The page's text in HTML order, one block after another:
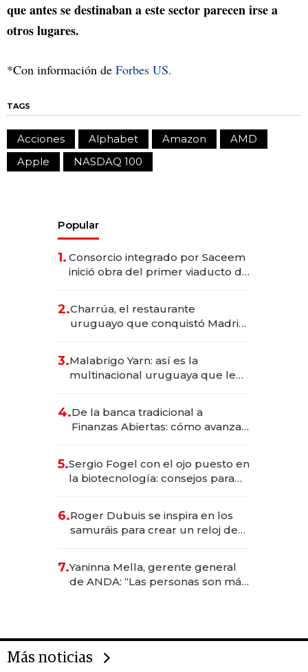
que antes se destinaban a este sector parecen irse a
otros lugares.
*Con información de Forbes US.
TAGS
Acciones Alphabet Amazon
AMD
Apple
NASDAQ 100
Popular
1. Consorcio integrado por Saceem
inició obra del primer viaducto de
millones
2.Charrúa, el restaurante
uruguayo que conquistó Madrid:
anticipación y prepara apertura
3.Malabrigo Yarn: así es la
multinacional uruguaya que le
4.De la banca tradicional a
Finanzas Abiertas: cómo avanza
5.Sergio Fogel con el ojo puesto en
la biotecnología: consejos para
6.Roger Dubuis se inspira en los
samuráis para crear un reloj de
7.Yaninna Mella, gerente general
de ANDA: “Las personas son más
Más noticias